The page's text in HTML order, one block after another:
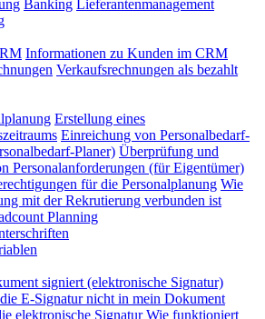
Banking Lieferantenmanagement
Informationen zu Kunden im CRM
Verkaufsrechnungen als bezahlt
Erstellung eines
Einreichung von Personalbedarf-
Planer) Überprüfung und
Personalanforderungen (für Eigentümer)
für die Personalplanung Wie
mit der Rekrutierung verbunden ist
Planning
signiert (elektronische Signatur)
E-Signatur nicht in mein Dokument
elektronische Signatur Wie funktioniert